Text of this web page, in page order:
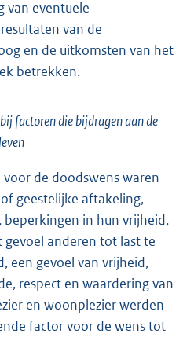
van eventuele
van de
en de uitkomsten van het
betrekken.
factoren die bijdragen aan de
de doodswens waren
geestelijke aftakeling,
beperkingen in hun vrijheid,
anderen tot last te
een gevoel van vrijheid,
respect en waardering van
en woonplezier werden
factor voor de wens tot